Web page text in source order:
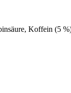
Koffein (5